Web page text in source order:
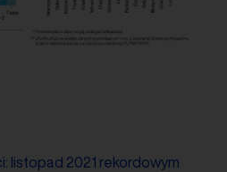
listopad 2021 rekordowym